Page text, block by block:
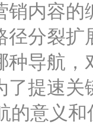
销内容
径分裂
种导航
了提速
意义和